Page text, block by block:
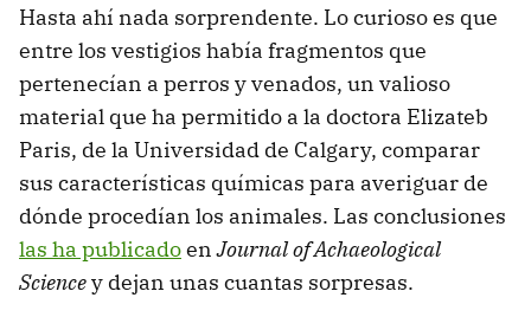
Hasta ahí nada sorprendente. Lo curioso es que
entre los vestigios había fragmentos que
pertenecían a perros y venados, un valioso
material que ha permitido a la doctora Elizateb
Paris, de la Universidad de Calgary, comparar
sus características químicas para averiguar de
dónde procedían los animales. Las conclusiones
las ha publicadoenJournal of Achaeological
Sciencey dejan unas cuantas sorpresas.